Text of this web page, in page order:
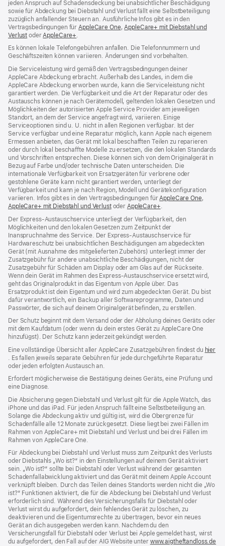
jeden Anspruch auf Schadensdeckung bei unabsichtlicher Beschädigung
sowie für Abdeckung bei Diebstahl und Verlust fällt eine Selbstbeteiligung
zuzüglich anfallender Steuern an. Ausführliche Infos gibt es in den
Vertragsbedingungen für AppleCare One(Öffnet
Fenster)
, AppleCare+ mit Diebstahl und
Verlust (Öffnet
neues
Fenster)
oder AppleCare+
neues
Fenster)
Es können lokale Telefongebühren anfallen. Die Telefonnummern und
Geschäftszeiten können variieren. Änderungen sind vorbehalten.
Die Serviceleistung wird gemäß den Vertragsbedingungen deiner
AppleCare Abdeckung erbracht. Außerhalb des Landes, in dem die
AppleCare Abdeckung erworben wurde, kann die Serviceleistung nicht
garantiert werden. Die Verfügbarkeit und die Art der Reparatur oder des
Austauschs können je nach Gerätemodell, geltenden lokalen Gesetzen und
Möglichkeiten der autorisierten Apple Service Provider am jeweiligen
Standort, an dem der Service angefragt wird, variieren. Einige
Serviceoptionen sind u. U. nicht in allen Regionen verfügbar. Ist der
Service verfügbar und eine Reparatur möglich, kann Apple nach eigenem
Ermessen anbieten, das Gerät mit lokal beschafften Teilen zu reparieren
oder durch lokal beschaffte Modelle zu ersetzen, die den lokalen Standards
und Vorschriften entsprechen. Diese können sich von dem Originalgerät in
Bezug auf Farbe und/oder technische Daten unterscheiden. Die
internationale Verfügbarkeit von Ersatzgeräten für verlorene oder
gestohlene Geräte kann nicht garantiert werden, unterliegt der
Verfügbarkeit und kann je nach Region, Modell und Gerätekonfiguration
variieren. Infos gibt es in den Vertragsbedingungen fürAppleCare One(Öffnet
,
AppleCare+ mit Diebstahl und Verlust(Öffnet
neues
Fenster)
oder AppleCare+(Öffnet
neues
Fenster)
.
Der Express-Austauschservice unterliegt der Verfügbarkeit, den
Möglichkeiten und den lokalen Gesetzen zum Zeitpunkt der
Inanspruchnahme des Service. Der Express-Austauschservice für
Hardwareschutz bei unabsichtlichen Beschädigungen am abgedeckten
Gerät (mit Ausnahme des mitgelieferten Zubehörs) unterliegt immer der
Zusatzgebühr für andere unabsichtliche Beschädigungen, nicht der
Zusatzgebühr für Schäden am Display oder am Glas auf der Rückseite.
Wenn dein Gerät im Rahmen des Express-Austauschservice ersetzt wird,
geht das Originalprodukt in das Eigentum von Apple über. Das
Ersatzprodukt ist dein Eigentum und wird zum abgedeckten Gerät. Du bist
dafür verantwortlich, ein Backup aller Softwareprogramme, Daten und
Passwörter, die sich auf deinem Originalgerät befinden, zu erstellen.
Der Schutz beginnt mit dem Versand oder der Abholung deines Geräts oder
mit dem Kaufdatum (oder wenn du dein erstes Gerät zu AppleCare One
hinzufügst). Der Schutz kann jederzeit gekündigt werden.
Eine vollständige Übersicht aller AppleCare Zusatzgebühren findest du hier
(Öffnet
ein
Fenster)
. Es fallen jeweils separate Gebühren für jede durchgeführte Reparatur
oder jeden erfolgten Austausch an.
Erfordert möglicherweise die Bestätigung deines Geräts, eine Prüfung und
eine Diagnose.
Die Absicherung gegen Diebstahl und Verlust gilt für die Apple Watch, das
iPhone und das iPad. Für jeden Anspruch fällt eine Selbstbeteiligung an.
Solange die Abdeckung aktiv und gültig ist, wird die Obergrenze für
Schadenfälle alle 12 Monate zurückgesetzt. Diese liegt bei zwei Fällen im
Rahmen von AppleCare+ mit Diebstahl und Verlust und bei drei Fällen im
Rahmen von AppleCare One.
Für Abdeckung bei Diebstahl und Verlust muss zum Zeit­punkt des Verlusts
oder Dieb­stahls „Wo ist?“ in den Einstellungen auf deinem Gerät aktiviert
sein. „Wo ist?“ sollte bei Diebstahl oder Verlust während der gesamten
Schadenfallabwicklung aktiviert und das Gerät mit deinem Apple Account
verknüpft bleiben. Durch das Teilen deines Standorts werden nicht die „Wo
ist?“ Funktionen aktiviert, die für die Abdeckung bei Diebstahl und Verlust
erforderlich sind. Während des Versicherungs­falls für Diebstahl oder
Verlust wirst du aufgefordert, dein fehlendes Gerät zu löschen, zu
deaktivieren und die Eigentums­rechte zu übertragen, bevor ein neues
Gerät an dich ausgegeben werden kann. Nachdem du den
Versicherungsfall für Diebstahl oder Verlust bei Apple gemeldet hast, wirst
du aufgefordert, den Fall auf der AIG Website unter www.aigtheftandloss.de